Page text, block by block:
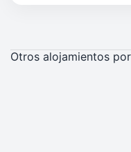
Otros alojamientos